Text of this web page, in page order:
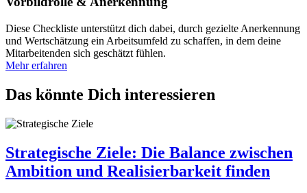
Diese Checkliste unterstützt dich dabei, durch gezielte Anerkennung
und Wertschätzung ein Arbeitsumfeld zu schaffen, in dem deine
Mitarbeitenden sich geschätzt fühlen.
Mehr erfahren
Das könnte Dich interessieren
Strategische Ziele: Die Balance zwischen
Ambition und Realisierbarkeit finden